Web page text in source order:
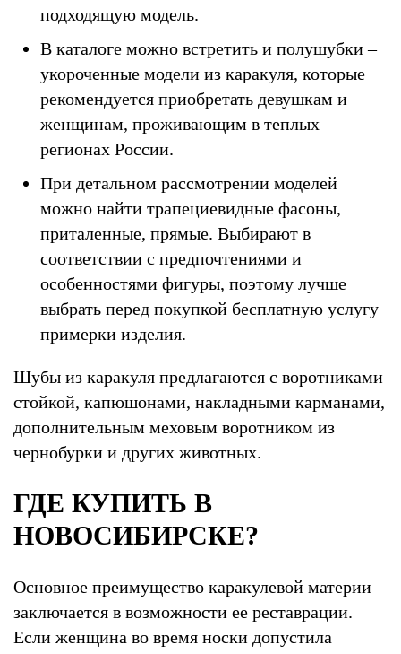
подходящую модель.
В каталоге можно встретить и полушубки –
укороченные модели из каракуля, которые
рекомендуется приобретать девушкам и
женщинам, проживающим в теплых
регионах России.
При детальном рассмотрении моделей
можно найти трапециевидные фасоны,
приталенные, прямые. Выбирают в
соответствии с предпочтениями и
особенностями фигуры, поэтому лучше
выбрать перед покупкой бесплатную услугу
примерки изделия.
Шубы из каракуля предлагаются с воротниками
стойкой, капюшонами, накладными карманами,
дополнительным меховым воротником из
чернобурки и других животных.
ГДЕ КУПИТЬ В
НОВОСИБИРСКЕ?
Основное преимущество каракулевой материи
заключается в возможности ее реставрации.
Если женщина во время носки допустила